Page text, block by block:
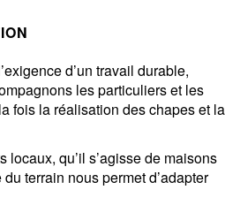
d’un travail durable,
les particuliers et les
fois la réalisation des chapes et la
qu’il s’agisse de maisons
terrain nous permet d’adapter